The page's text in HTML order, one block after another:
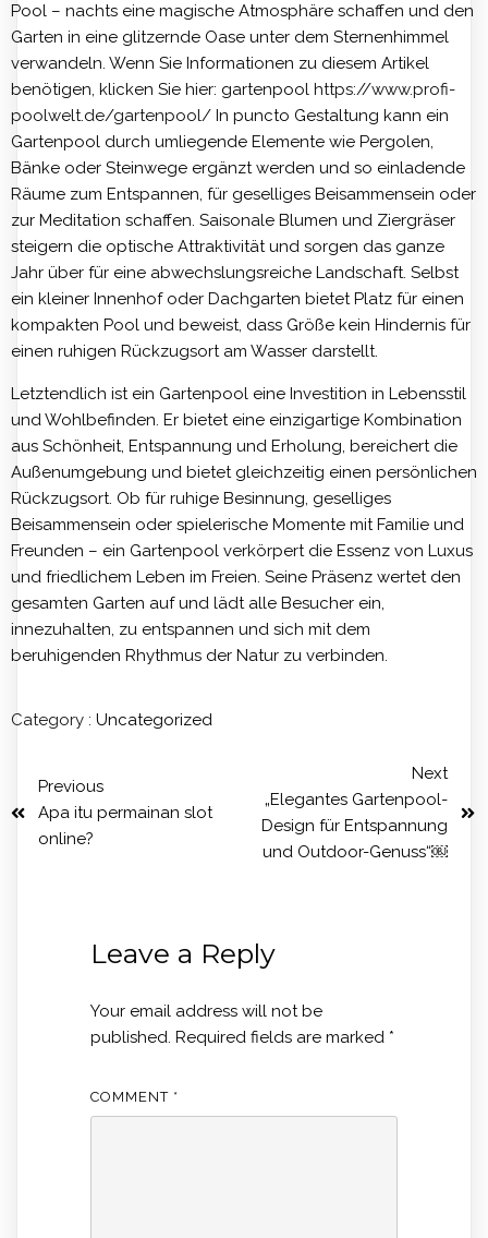
Pool – nachts eine magische Atmosphäre schaffen und den
Garten in eine glitzernde Oase unter dem Sternenhimmel
verwandeln. Wenn Sie Informationen zu diesem Artikel
benötigen, klicken Sie hier: gartenpool https://www.profi-
poolwelt.de/gartenpool/ In puncto Gestaltung kann ein
Gartenpool durch umliegende Elemente wie Pergolen,
Bänke oder Steinwege ergänzt werden und so einladende
Räume zum Entspannen, für geselliges Beisammensein oder
zur Meditation schaffen. Saisonale Blumen und Ziergräser
steigern die optische Attraktivität und sorgen das ganze
Jahr über für eine abwechslungsreiche Landschaft. Selbst
ein kleiner Innenhof oder Dachgarten bietet Platz für einen
kompakten Pool und beweist, dass Größe kein Hindernis für
einen ruhigen Rückzugsort am Wasser darstellt.
Letztendlich ist ein Gartenpool eine Investition in Lebensstil
und Wohlbefinden. Er bietet eine einzigartige Kombination
aus Schönheit, Entspannung und Erholung, bereichert die
Außenumgebung und bietet gleichzeitig einen persönlichen
Rückzugsort. Ob für ruhige Besinnung, geselliges
Beisammensein oder spielerische Momente mit Familie und
Freunden – ein Gartenpool verkörpert die Essenz von Luxus
und friedlichem Leben im Freien. Seine Präsenz wertet den
gesamten Garten auf und lädt alle Besucher ein,
innezuhalten, zu entspannen und sich mit dem
beruhigenden Rhythmus der Natur zu verbinden.
Category : Uncategorized
Previous
Apa itu permainan slot
online?
Next
„Elegantes Gartenpool-
Design für Entspannung
und Outdoor-Genuss“￼
Leave a Reply
Your email address will not be
published. Required fields are marked *
COMMENT *